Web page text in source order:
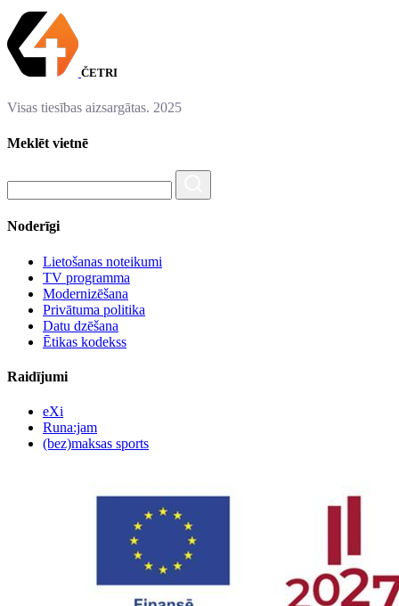
ČETRI
Visas tiesības aizsargātas. 2025
Meklēt vietnē
Noderīgi
Lietošanas noteikumi
TV programma
Modernizēšana
Privātuma politika
Datu dzēšana
Ētikas kodekss
Raidījumi
eXi
Runa:jam
(bez)maksas sports